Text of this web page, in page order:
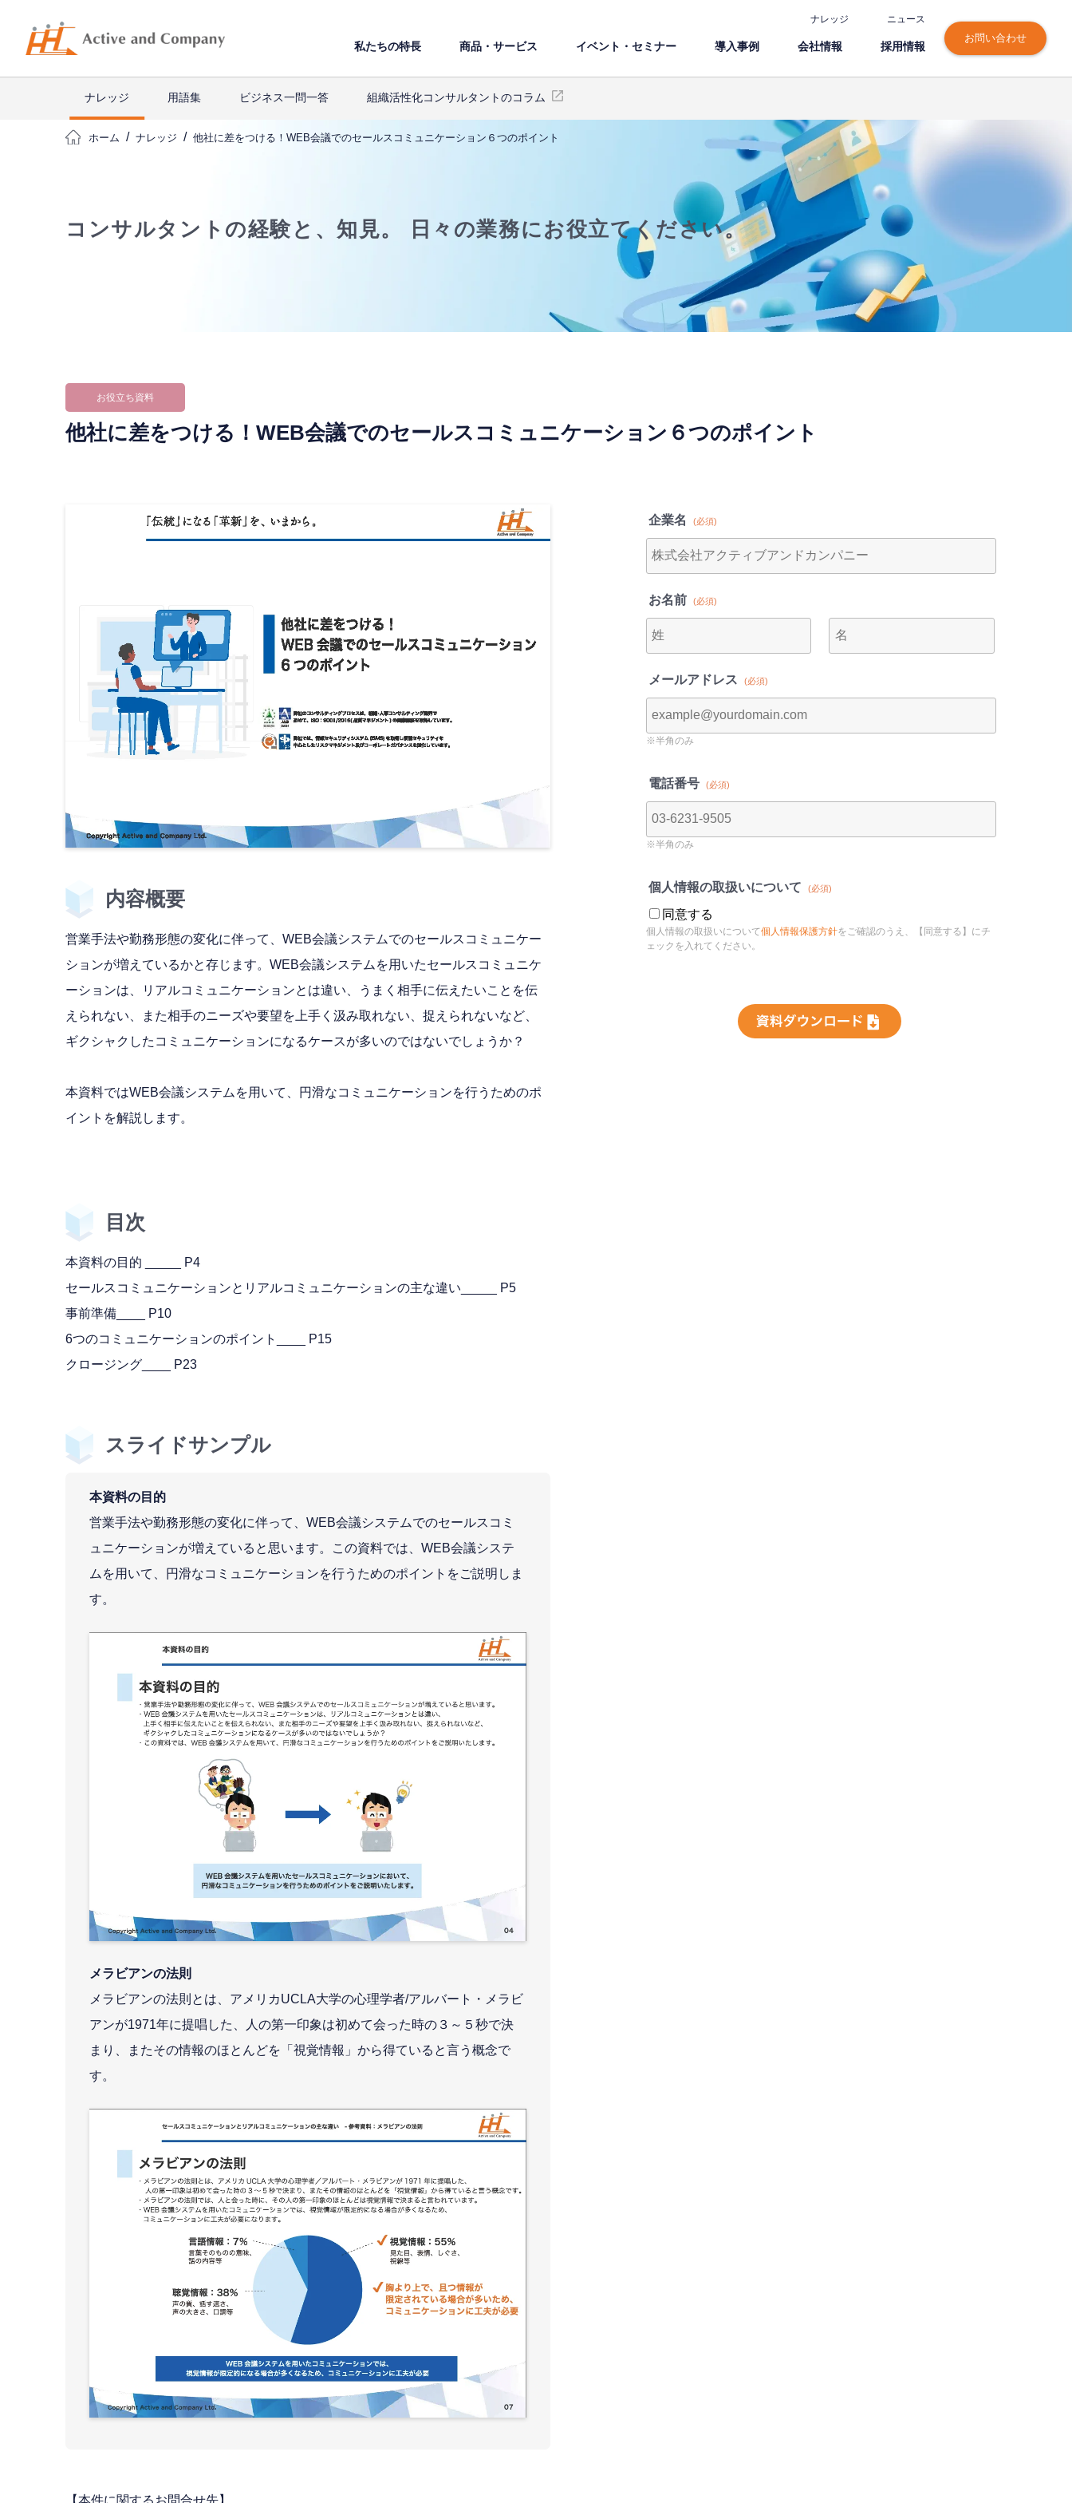
ナレッジ ニュース
私たちの特⻑ 商品・サービス イベント・セミナー 導⼊事例 会社情報 採⽤情報
お問い合わせ
ナレッジ 用語集 ビジネス一問一答 組織活性化コンサルタントのコラム
ホーム ナレッジ 他社に差をつける！WEB会議でのセールスコミュニケーション６つのポイント
コンサルタントの経験と、知見。 日々の業務にお役立てください。
お役立ち資料
他社に差をつける！WEB会議でのセールスコミュニケーション６つのポイント
内容概要
営業手法や勤務形態の変化に伴って、WEB会議システムでのセールスコミュニケー
ションが増えているかと存じます。WEB会議システムを用いたセールスコミュニケ
ーションは、リアルコミュニケーションとは違い、うまく相手に伝えたいことを伝
えられない、また相手のニーズや要望を上手く汲み取れない、捉えられないなど、
ギクシャクしたコミュニケーションになるケースが多いのではないでしょうか？
本資料ではWEB会議システムを用いて、円滑なコミュニケーションを行うためのポ
イントを解説します。
目次
本資料の目的 _____ P4
セールスコミュニケーションとリアルコミュニケーションの主な違い_____ P5
事前準備____ P10
6つのコミュニケーションのポイント____ P15
クロージング____ P23
スライドサンプル
本資料の目的
営業手法や勤務形態の変化に伴って、WEB会議システムでのセールスコミ
ュニケーションが増えていると思います。この資料では、WEB会議システ
ムを用いて、円滑なコミュニケーションを行うためのポイントをご説明しま
す。
メラビアンの法則
メラビアンの法則とは、アメリカUCLA大学の心理学者/アルバート・メラビ
アンが1971年に提唱した、人の第一印象は初めて会った時の３～５秒で決
まり、またその情報のほとんどを「視覚情報」から得ていると言う概念で
す。